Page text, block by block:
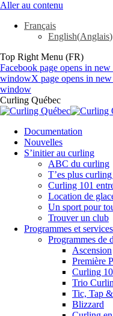
Aller au contenu
Français
English(Anglais)
Top Right Menu (FR)
Facebook page opens in
windowX page opens in
window
Curling Québec
Documentation
Nouvelles
S’initier au curling
ABC du curling
T’es plus
Curling 101
Location de
Un sport pour
Trouver un club
Programmes et services
Programmes de
Ascension
Première
Curling
Trio
Tic, Tap
Blizzard